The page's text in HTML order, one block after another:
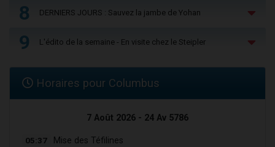
8 DERNIERS JOURS : Sauvez la jambe de Yohan
9 L'édito de la semaine - En visite chez le Steipler
Horaires pour Columbus
7 Août 2026 - 24 Av 5786
05:37 Mise des Téfilines